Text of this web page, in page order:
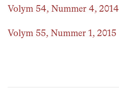
Volym 54, Nummer 4, 2014
Volym 55, Nummer 1, 2015